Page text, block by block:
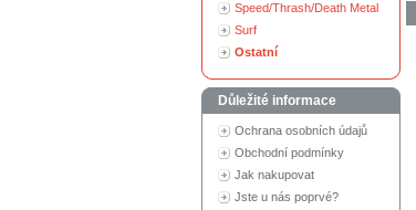
Speed/Thrash/Death Metal
Surf
Ostatní
Důležité informace
Ochrana osobních údajů
Obchodní podmínky
Jak nakupovat
Jste u nás poprvé?